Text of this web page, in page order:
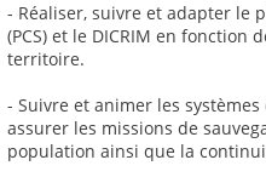
- Réaliser, suivre et adapter le
(PCS) et le DICRIM en fonction
territoire.
- Suivre et animer les
assurer les missions de
population ainsi que la